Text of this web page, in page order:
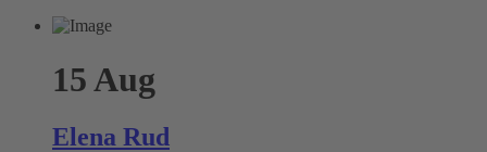
15 Aug
Elena Rud